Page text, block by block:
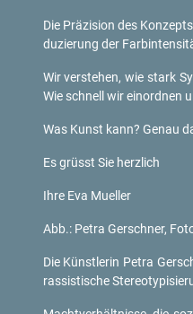
Die Prä­zi­si­on des
du­zie­rung der
Wir ver­ste­hen, wie stark
Wie schnell wir ein­ord­nen
Was Kunst kann? Genau
Es grüsst Sie herz­lich
Ihre Eva Mu­el­ler
Abb.: Petra Ger­sch­ner,
Die Künst­le­rin Petra
ras­sis­ti­sche